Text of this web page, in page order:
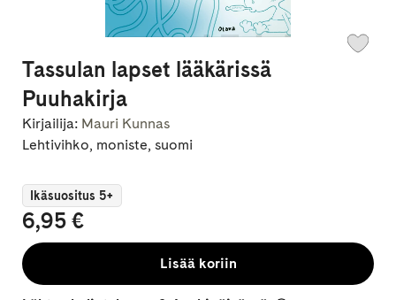
Tassulan lapset lääkärissä
Puuhakirja
Kirjailija: Mauri Kunnas
Lehtivihko, moniste, suomi
Ikäsuositus 5+
6,95 €
Lisää koriin